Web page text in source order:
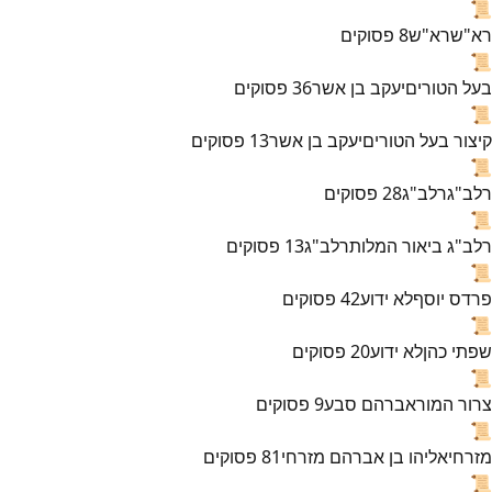
📜
רא"שרא"ש8 פסוקים
📜
בעל הטוריםיעקב בן אשר36 פסוקים
📜
קיצור בעל הטוריםיעקב בן אשר13 פסוקים
📜
רלב"גרלב"ג28 פסוקים
📜
רלב"ג ביאור המלותרלב"ג13 פסוקים
📜
פרדס יוסףלא ידוע42 פסוקים
📜
שפתי כהןלא ידוע20 פסוקים
📜
צרור המוראברהם סבע9 פסוקים
📜
מזרחיאליהו בן אברהם מזרחי81 פסוקים
📜